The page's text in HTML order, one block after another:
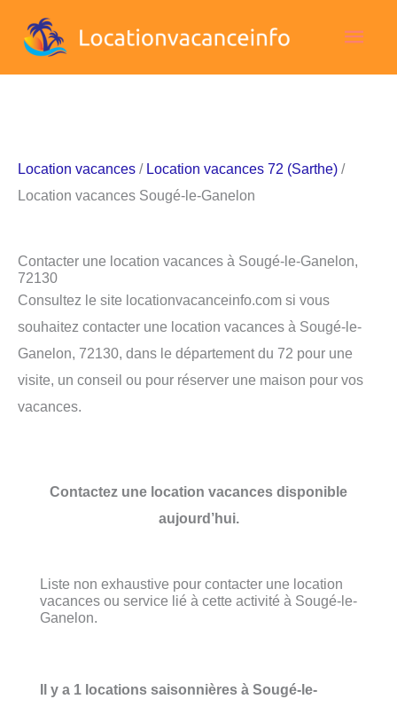
Location vacances / Location vacances 72 (Sarthe) /
Location vacances Sougé-le-Ganelon
Contacter une location vacances à Sougé-le-Ganelon,
72130
Consultez le site locationvacanceinfo.com si vous
souhaitez contacter une location vacances à Sougé-le-
Ganelon, 72130, dans le département du 72 pour une
visite, un conseil ou pour réserver une maison pour vos
vacances.
Contactez une location vacances disponible
aujourd’hui.
Liste non exhaustive pour contacter une location
vacances ou service lié à cette activité à Sougé-le-
Ganelon.
Il y a 1 locations saisonnières à Sougé-le-